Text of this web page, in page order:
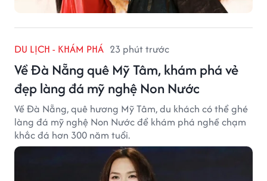
DU LỊCH - KHÁM PHÁ 23 phút trước
Về Đà Nẵng quê Mỹ Tâm, khám phá vẻ
đẹp làng đá mỹ nghệ Non Nước
Về Đà Nẵng, quê hương Mỹ Tâm, du khách có thể ghé
làng đá mỹ nghệ Non Nước để khám phá nghề chạm
khắc đá hơn 300 năm tuổi.